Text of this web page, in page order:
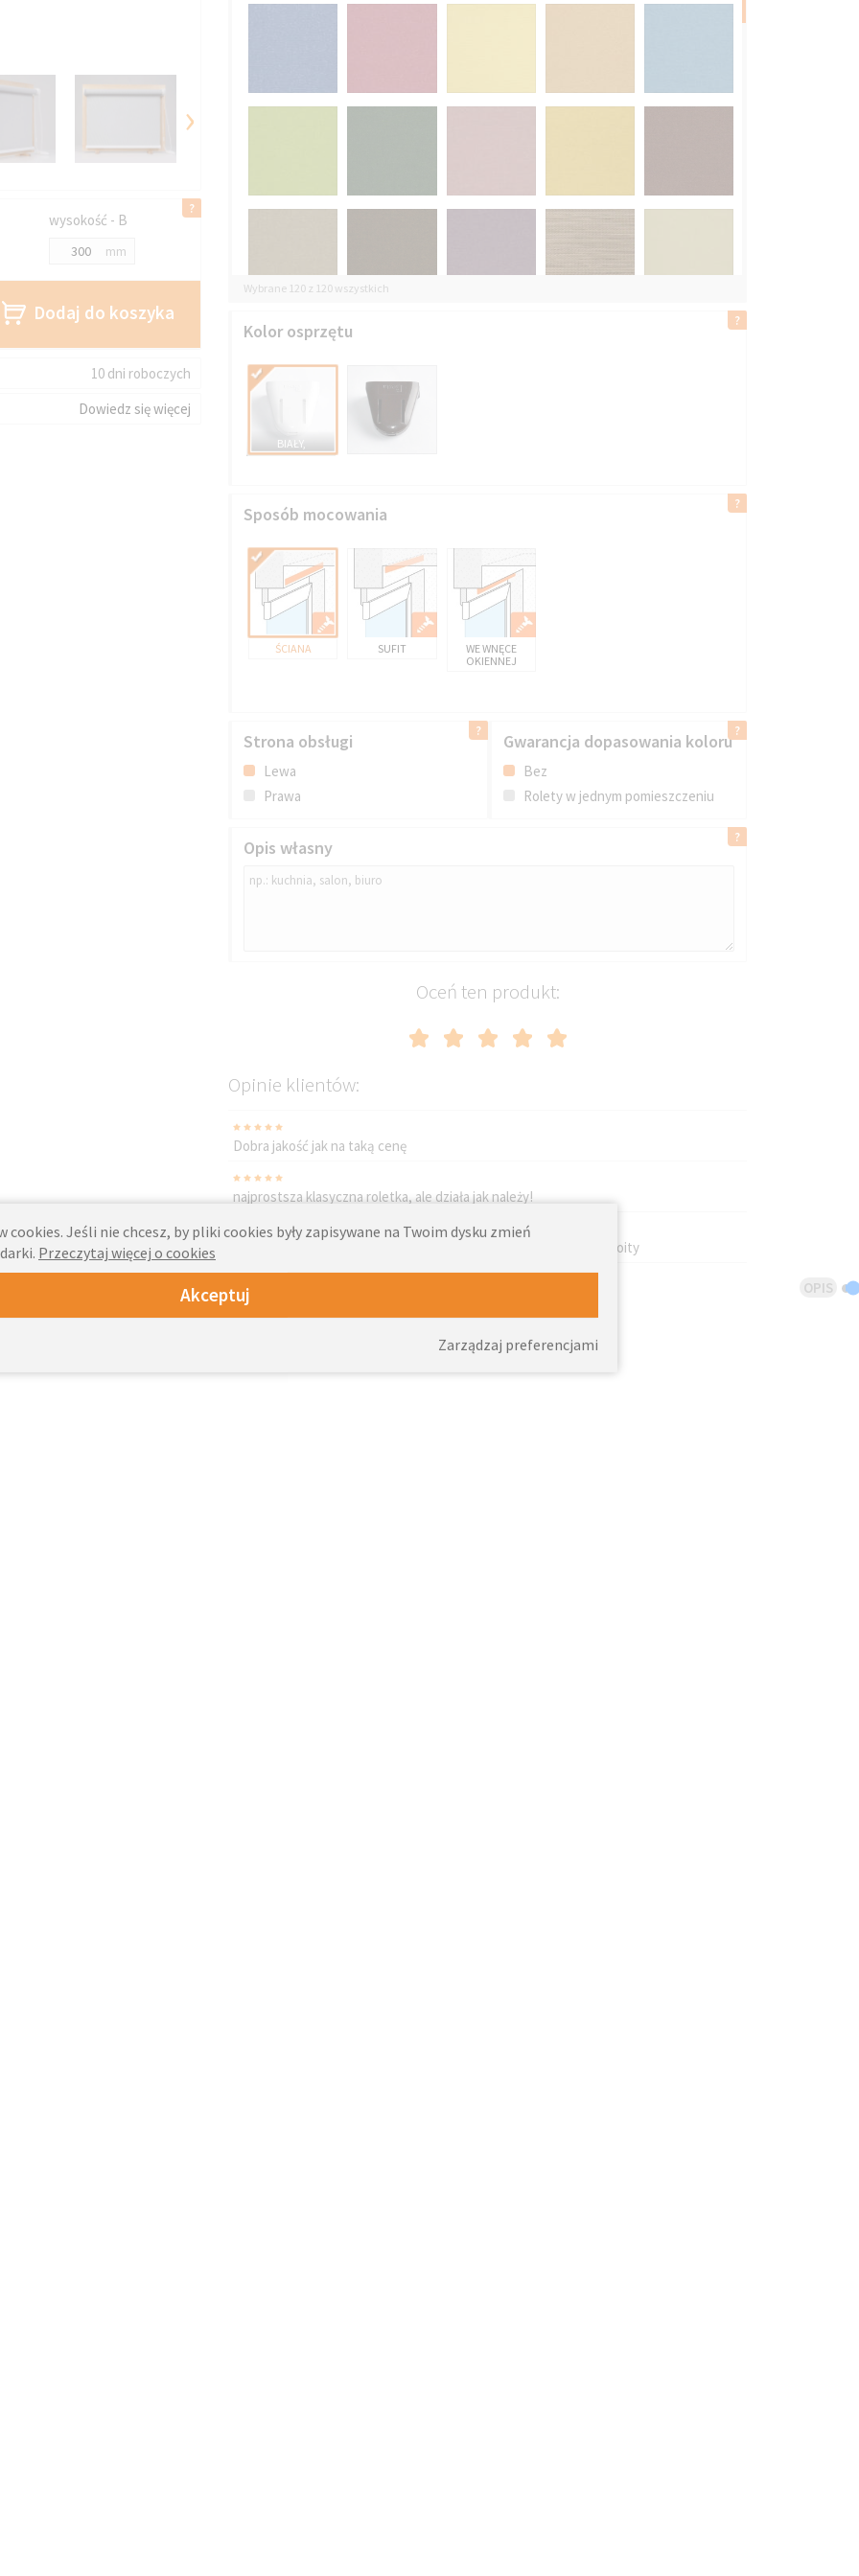
OPIS
›
wysokość - B
mm
Dodaj do koszyka
10 dni roboczych
Dowiedz się więcej
C104 JULIA
Wybrane 120 z 120 wszystkich
Kolor osprzętu
BIAŁY,
Sposób mocowania
ŚCIANA SUFIT
WE WNĘCE
OKIENNEJ
Strona obsługi
Lewa
Prawa
Gwarancja dopasowania koloru
Bez
Rolety w jednym pomieszczeniu
Opis własny
Oceń ten produkt:
Opinie klientów:
Dobra jakość jak na taką cenę
najprostsza klasyczna roletka, ale działa jak należy!
Proste, łatwe w montarzu i nie psują się a wygląd bardzo przyzwoity
cookies. Jeśli nie chcesz, by pliki cookies były zapisywane na Twoim dysku zmień
Przeczytaj więcej o cookies
Akceptuj
Zarządzaj preferencjami